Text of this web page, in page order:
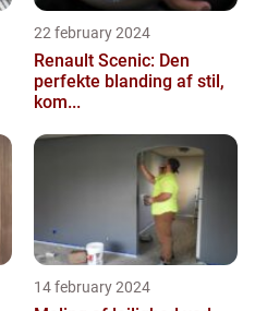
22 february 2024
Renault Scenic: Den
perfekte blanding af stil,
kom...
14 february 2024